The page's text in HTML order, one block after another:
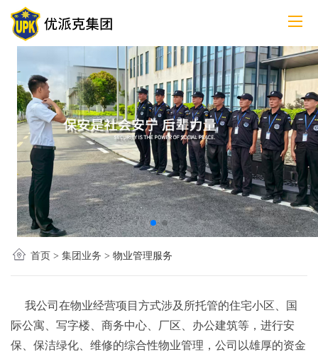
首页 > 集团业务 > 物业管理服务
我公司在物业经营项目方式涉及所托管的住宅小区、国
际公寓、写字楼、商务中心、厂区、办公建筑等，进行安
保、保洁绿化、维修的综合性物业管理，公司以雄厚的资金